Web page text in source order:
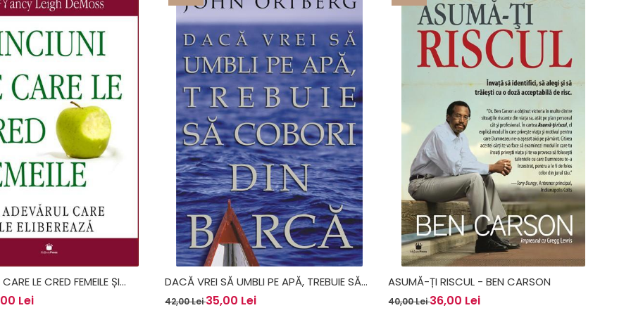
LE CRED FEMEILE ȘI
LE ELIBEREAZĂ - NANCY
Lei
DACĂ VREI SĂ UMBLI PE APĂ, TREBUIE SĂ
COBORI DIN BARCĂ - JOHN ORTBERG
42,00 Lei35,00 Lei
ASUMĂ-ȚI RISCUL - BEN CARSON
40,00 Lei36,00 Lei